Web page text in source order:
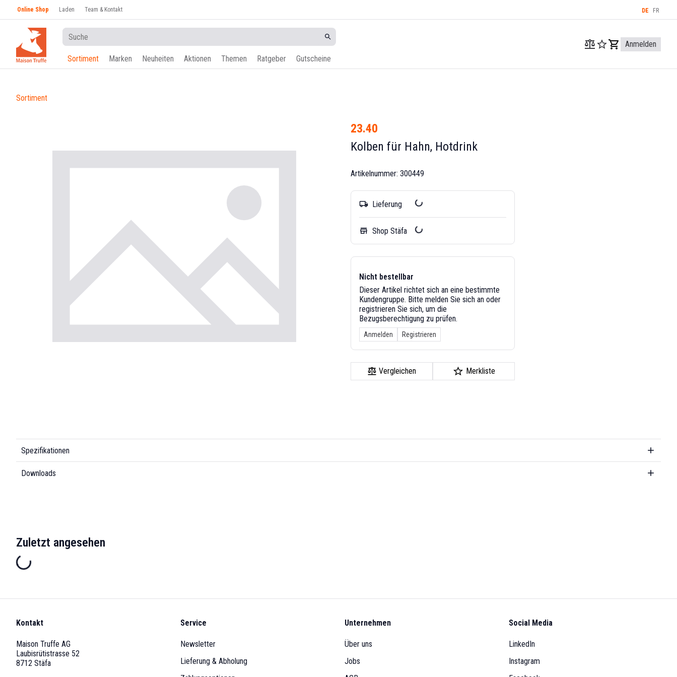
Online Shop Laden Team & Kontakt DE FR
Sortiment Marken Neuheiten Aktionen Themen Ratgeber Gutscheine
Anmelden
Sortiment
23.40
Kolben für Hahn, Hotdrink
Artikelnummer: 300449
local_shipping Lieferung
store Shop Stäfa
Nicht bestellbar
Dieser Artikel richtet sich an eine bestimmte
Kundengruppe. Bitte melden Sie sich an oder
registrieren Sie sich, um die
Bezugsberechtigung zu prüfen.
Anmelden Registrieren
Vergleichen Merkliste
Spezifikationen
Downloads
Zuletzt angesehen
Kontakt
Maison Truffe AG
Laubisrütistrasse 52
8712 Stäfa
Service
Newsletter
Lieferung & Abholung
Unternehmen
Über uns
Jobs
Social Media
LinkedIn
Instagram